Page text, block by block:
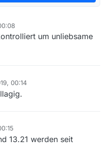
um unliebsame
00:14
13.21 werden seit